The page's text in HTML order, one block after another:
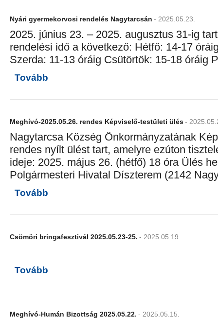
Nyári gyermekorvosi rendelés Nagytarcsán - 2025.05.23.
2025. június 23. – 2025. augusztus 31-ig
rendelési idő a következő: Hétfő: 14-17
Szerda: 11-13 óráig Csütörtök: 15-18 óráig
Tovább
Meghívó-2025.05.26. rendes Képviselő-testületi ülés-
Nagytarcsa Község Önkormányzatának
rendes nyílt ülést tart, amelyre ezúton
ideje: 2025. május 26. (hétfő) 18 óra Ülés
Polgármesteri Hivatal Díszterem (2142
Tovább
Csömöri bringafesztivál 2025.05.23-25. - 2025.05.19.
Tovább
Meghívó-Humán Bizottság 2025.05.22. - 2025.05.15.